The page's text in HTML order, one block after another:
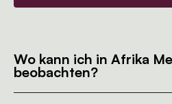
Wo kann ich in Afrika
beobachten?